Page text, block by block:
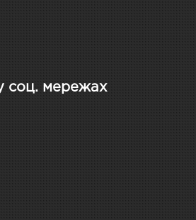
соц. мережах